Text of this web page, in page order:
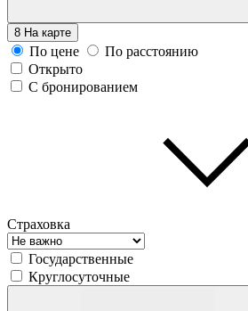
8 На карте
По цене
По расстоянию
Открыто
С бронированием
Страховка
Государственные
Круглосуточные